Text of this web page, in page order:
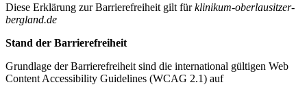
Diese Erklärung zur Barrierefreiheit gilt fürklinikum-oberlausitzer-
bergland.de
Stand der Barrierefreiheit
Grundlage der Barrierefreiheit sind die international gültigen Web
Content Accessibility Guidelines (WCAG 2.1) auf